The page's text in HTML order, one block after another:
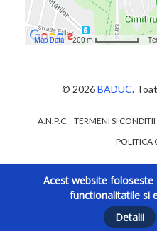
© 2026BADUC.
A.N.P.C. TERMENI SI CONDITII
POLITICA
Acest website
functionalitatile si
Detalii